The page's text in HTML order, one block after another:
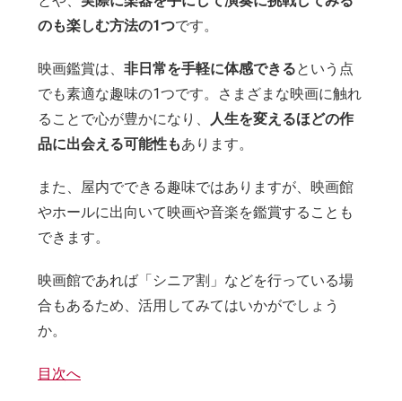
のも楽しむ方法の1つです。
映画鑑賞は、 非日常を手軽に体感できるという点
でも素適な趣味の1つです。さまざまな映画に触れ
ることで心が豊かになり、
人生を変えるほどの作
品に出会える可能性もあります。
また、屋内でできる趣味ではありますが、映画館
やホールに出向いて映画や音楽を鑑賞することも
できます。
映画館であれば「シニア割」などを行っている場
合もあるため、活用してみてはいかがでしょう
か。
目次へ